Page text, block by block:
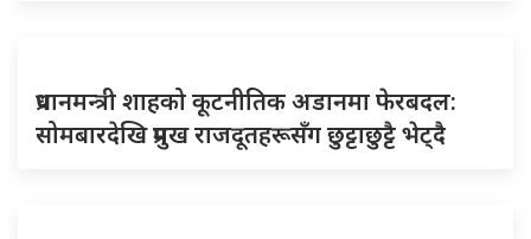
प्रधानमन्त्री शाहको कूटनीतिक अडानमा फेरबदल:
सोमबारदेखि प्रमुख राजदूतहरूसँग छुट्टाछुट्टै भेट्दै